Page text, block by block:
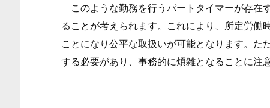
このような勤務を行うパートタイマーが存在
ることが考えられます。これにより、所定労働
ことになり公平な取扱いが可能となります。
する必要があり、事務的に煩雑となることに注